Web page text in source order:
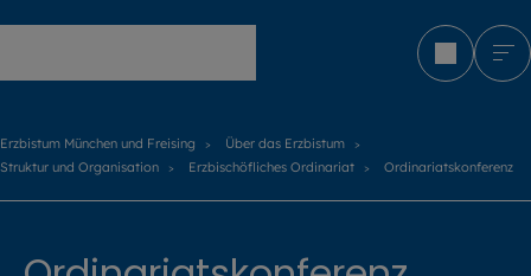
Erzbistum München und Freising
Über das Erzbistum
Struktur und Organisation
Erzbischöfliches Ordinariat Ordinariatskonferenz